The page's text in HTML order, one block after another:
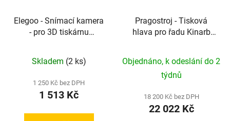
Elegoo - Snímací kamera
- pro 3D tiskárnu
Skladem (2 ks)
1 250 Kč bez DPH
1 513 Kč
Pragostroj - Tisková
hlava pro řadu Kinarb
Objednáno, k odeslání do 2
týdnů
18 200 Kč bez DPH
22 022 Kč